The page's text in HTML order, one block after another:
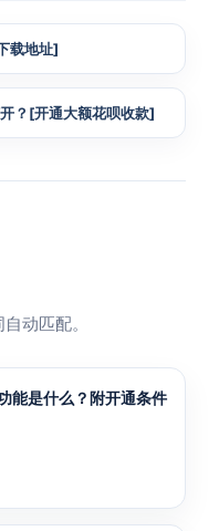
载地址]
？[开通大额花呗收款]
动匹配。
能是什么？附开通条件